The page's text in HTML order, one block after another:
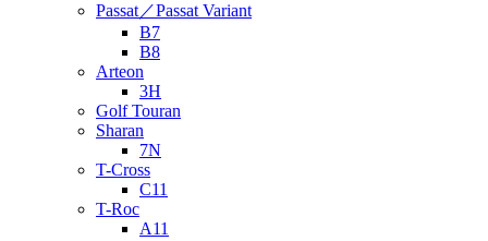
Passat／Passat Variant
B7
B8
Arteon
3H
Golf Touran
Sharan
7N
T-Cross
C11
T-Roc
A11